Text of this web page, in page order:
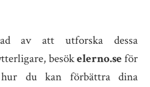
av att utforska dessa
besökelerno.se för
du kan förbättra dina